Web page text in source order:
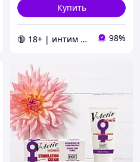
Купить
🔞 18+ | интим интернет-магазин 🍓 98%